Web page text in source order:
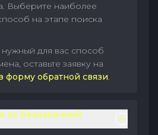
Выберите наиболее
на этапе поиска
для вас способ
оставьте заявку на
форму обратной связи.
за безналичный